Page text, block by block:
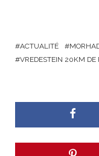
ACTUALITÉ
VREDESTEIN 20KM DE